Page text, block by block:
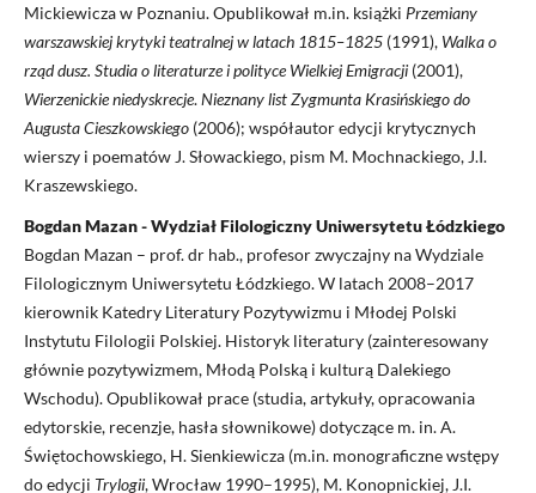
Mickiewicza w Poznaniu. Opublikował m.in. książki Przemiany
warszawskiej krytyki teatralnejw latach 1815–1825 (1991), Walka o
rząd dusz. Studia o literaturze i polityce WielkiejEmigracji (2001),
Wierzenickie niedyskrecje.Nieznany list Zygmunta Krasińskiegodo
Augusta Cieszkowskiego (2006); współautor edycji krytycznych
wierszy i poematów J. Słowackiego, pism M. Mochnackiego, J.I.
Kraszewskiego.
Bogdan Mazan - Wydział Filologiczny Uniwersytetu Łódzkiego
Bogdan Mazan – prof. dr hab., profesor zwyczajny na Wydziale
Filologicznym Uniwersytetu Łódzkiego. W latach 2008–2017
kierownik Katedry Literatury Pozytywizmu i Młodej Polski
Instytutu Filologii Polskiej. Historyk literatury (zainteresowany
głównie pozytywizmem, Młodą Polską i kulturą Dalekiego
Wschodu). Opublikował prace (studia, artykuły, opracowania
edytorskie, recenzje, hasła słownikowe) dotyczące m. in. A.
Świętochowskiego, H. Sienkiewicza (m.in. monograficzne wstępy
do edycji Trylogii, Wrocław 1990–1995), M. Konopnickiej, J.I.